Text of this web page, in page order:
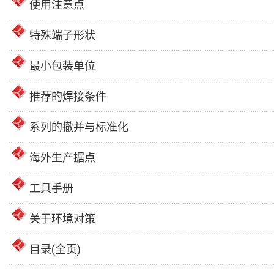
使用注意点
特殊端子形状
最小包装单位
推荐的焊接条件
系列的撤并与标准化
海外生产据点
工具手册
关于环境对策
目录(全页)